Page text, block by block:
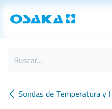
Ir al contenido
Sondas de Temperatura y